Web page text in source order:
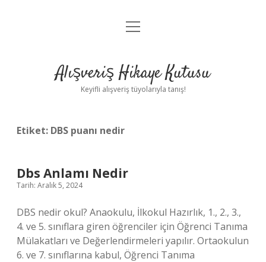
Anasayfa
Yasal Uyarı
menüyü
Alışveriş Hikaye Kutusu
Keyifli alışveriş tüyolarıyla tanış!
Etiket: DBS puanı nedir
Dbs Anlamı Nedir
Tarih: Aralık 5, 2024
DBS nedir okul? Anaokulu, İlkokul Hazırlık, 1., 2., 3.,
4. ve 5. sınıflara giren öğrenciler için Öğrenci Tanıma
Mülakatları ve Değerlendirmeleri yapılır. Ortaokulun
6. ve 7. sınıflarına kabul, Öğrenci Tanıma